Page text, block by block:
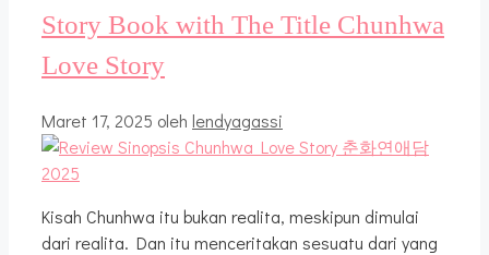
Story Book with The Title Chunhwa
Love Story
Maret 17, 2025 oleh lendyagassi
Kisah Chunhwa itu bukan realita, meskipun dimulai
dari realita. Dan itu menceritakan sesuatu dari yang